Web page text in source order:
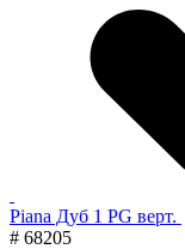
Piana Дуб 1 PG верт.
# 68205